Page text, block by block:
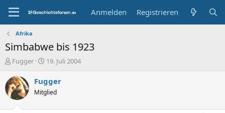
Anmelden Registrieren
Afrika
Simbabwe bis 1923
E
s
t
e
Fugger
E
s
t
e
19. Juli 2004
Fugger
Mitglied